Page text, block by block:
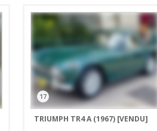
17
TRIUMPH TR4 A (1967) [VENDU]